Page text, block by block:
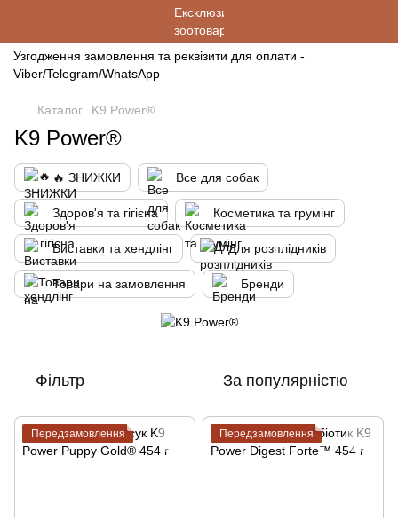
Узгодження замовлення та реквізити для оплати -
Viber/Telegram/WhatsApp
Каталог K9 Power®
K9 Power®
🔥 ЗНИЖКИ Все для собак
Здоров'я та гігієна Косметика та грумінг
Виставки та хендлінг Для розплідників
Товари на замовлення Бренди
Фільтр За популярністю
Передзамовлення Передзамовлення